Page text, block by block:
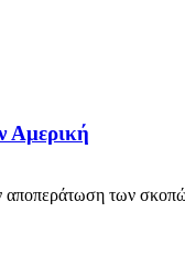
Αμερική
των